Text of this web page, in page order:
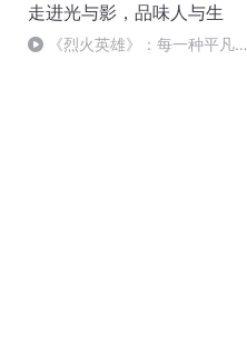
走进光与影，品味人与生
《烈火英雄》：每一种平凡都